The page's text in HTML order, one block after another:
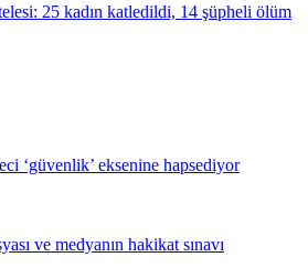
25 kadın katledildi, 14 şüpheli ölüm
‘güvenlik’ eksenine hapsediyor
ve medyanın hakikat sınavı